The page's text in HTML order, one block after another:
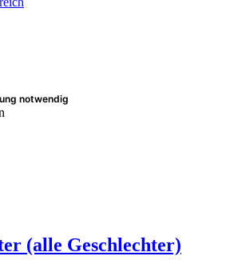
notwendig
(alle Geschlechter)